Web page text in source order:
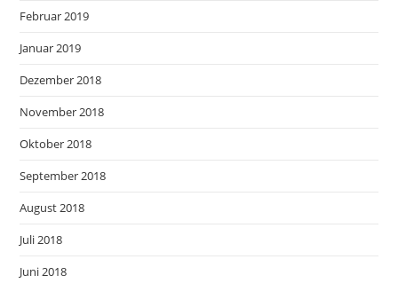
Februar 2019
Januar 2019
Dezember 2018
November 2018
Oktober 2018
September 2018
August 2018
Juli 2018
Juni 2018